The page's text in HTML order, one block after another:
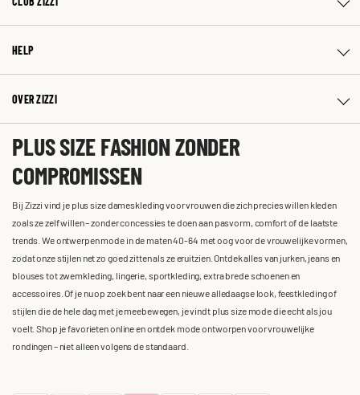
HELP
OVER ZIZZI
PLUS SIZE FASHION ZONDER
COMPROMISSEN
Bij Zizzi vind je plus size dameskleding voor vrouwen die zich precies willen kleden
zoals ze zelf willen – zonder concessies te doen aan pasvorm, comfort of de laatste
trends. We ontwerpen mode in de maten 40-64 met oog voor de vrouwelijke vormen,
zodat onze stijlen net zo goed zitten als ze eruitzien. Ontdek alles van jurken, jeans en
blouses tot zwemkleding, lingerie, sportkleding, extra brede schoenen en
accessoires. Of je nu op zoek bent naar een nieuwe alledaagse look, feestkleding of
stijlen die de hele dag met je meebewegen, je vindt plus size mode die echt als jou
voelt. Shop je favorieten online en ontdek mode ontworpen voor vrouwelijke
rondingen – niet alleen volgens de standaard.